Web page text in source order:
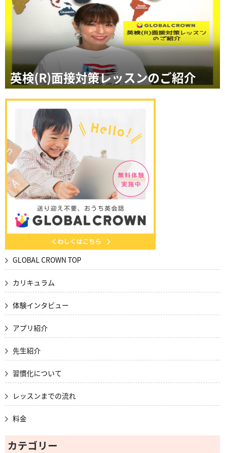
英検(R)面接対策レッスンのご紹介
GLOBAL CROWN TOP
カリキュラム
体験インタビュー
アプリ紹介
先生紹介
習慣化について
レッスンまでの流れ
料金
カテゴリー